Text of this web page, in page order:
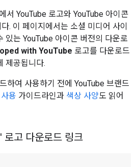
에서 YouTube 로고와 YouTube 아이콘
. 이 페이지에서는 소셜 미디어 사이
있는 YouTube 아이콘 버전의 다운로
with YouTube 로고를 다운로드
제공됩니다.
하여 사용하기 전에 YouTube 브랜드
용 가이드라인과 색상 사양도 읽어
고 다운로드 링크